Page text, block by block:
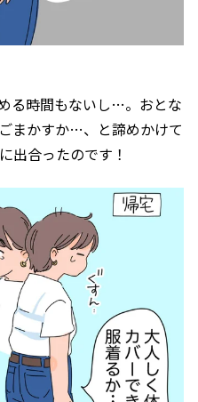
る時間もないし…。おとな
まかすか…、と諦めかけて
出合ったのです！